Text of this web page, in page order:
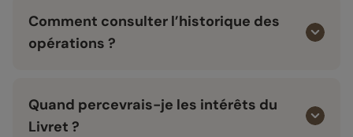
Comment consulter l’historique des
opérations ?
Quand percevrais-je les intérêts du
Livret ?